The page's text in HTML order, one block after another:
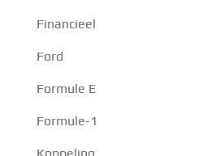
Financieel
Ford
Formule E
Formule-1